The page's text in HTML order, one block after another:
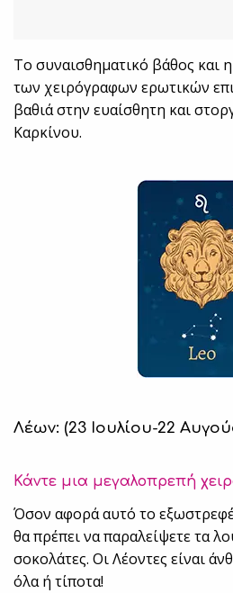
Το συναισθηματικό βάθος και
των χειρόγραφων ερωτικών
βαθιά στην ευαίσθητη και
Καρκίνου.
Λέων: (23 Ιουλίου-22
Κάντε μια μεγαλοπρεπή
Όσον αφορά αυτό το
θα πρέπει να παραλείψετε τα
σοκολάτες. Οι Λέοντες είναι
όλα ή τίποτα!